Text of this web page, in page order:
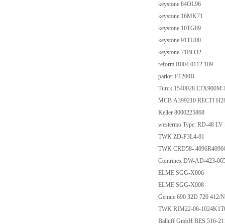
keystone 84OL96
keystone 16MK71
keystone 10TG89
keystone 91TU00
keystone 71BO32
reform R004.0112.109
parker F1200B
Turck 1540028
MCB A399210 RECTI
Keller 8000225868
westermo Type: RD-48
TWK ZD-P3L4-01
TWK CRD58-
Contrinex DW-AD-423-
ELME SGG-X006
ELME SGG-X008
Gemue 690 32D 720 412/
TWK RIM22-06-
Balluff GmbH BES 516-